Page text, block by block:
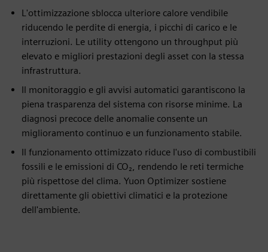
L'ottimizzazione sblocca ulteriore calore vendibile
riducendo le perdite di energia, i picchi di carico e le
interruzioni. Le utility ottengono un throughput più
elevato e migliori prestazioni degli asset con la stessa
infrastruttura.
Il monitoraggio e gli avvisi automatici garantiscono la
piena trasparenza del sistema con risorse minime. La
diagnosi precoce delle anomalie consente un
miglioramento continuo e un funzionamento stabile.
Il funzionamento ottimizzato riduce l'uso di combustibili
fossili e le emissioni di CO₂, rendendo le reti termiche
più rispettose del clima. Yuon Optimizer sostiene
direttamente gli obiettivi climatici e la protezione
dell'ambiente.